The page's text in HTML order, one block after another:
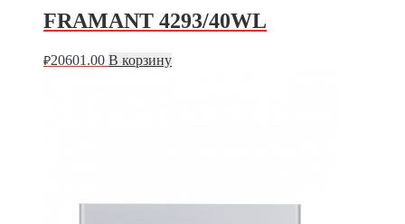
FRAMANT 4293/40WL
₽20601.00 В корзину